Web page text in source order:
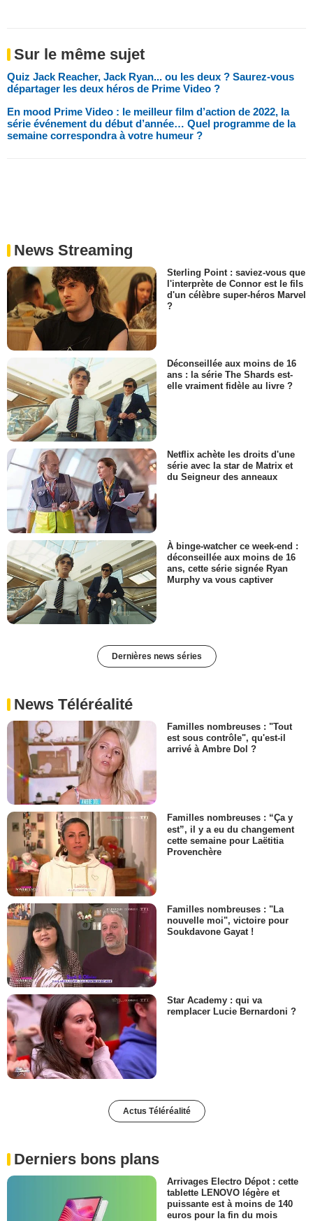
Sur le même sujet
Quiz Jack Reacher, Jack Ryan... ou les deux ? Saurez-vous
départager les deux héros de Prime Video ?
En mood Prime Video : le meilleur film d’action de 2022, la
série événement du début d’année… Quel programme de la
semaine correspondra à votre humeur ?
News Streaming
Sterling Point : saviez-vous que
l'interprète de Connor est le fils
d'un célèbre super-héros Marvel
?
Déconseillée aux moins de 16
ans : la série The Shards est-
elle vraiment fidèle au livre ?
Netflix achète les droits d'une
série avec la star de Matrix et
du Seigneur des anneaux
À binge-watcher ce week-end :
déconseillée aux moins de 16
ans, cette série signée Ryan
Murphy va vous captiver
Dernières news séries
News Téléréalité
Familles nombreuses : "Tout
est sous contrôle", qu'est-il
arrivé à Ambre Dol ?
Familles nombreuses : “Ça y
est”, il y a eu du changement
cette semaine pour Laëtitia
Provenchère
Familles nombreuses : "La
nouvelle moi", victoire pour
Soukdavone Gayat !
Star Academy : qui va
remplacer Lucie Bernardoni ?
Actus Téléréalité
Derniers bons plans
Arrivages Electro Dépot : cette
tablette LENOVO légère et
puissante est à moins de 140
euros pour la fin du mois